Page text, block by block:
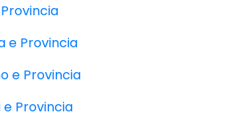
e Provincia
e Provincia
e Provincia